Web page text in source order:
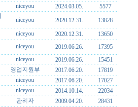
niceyou 2024.03.05.
5577
niceyou 2020.12.31.
13828
niceyou 2020.12.31.
13650
niceyou 2019.06.26.
17395
niceyou 2019.06.26.
15451
영업지원부 2017.06.20.
17819
niceyou 2017.06.20.
17027
niceyou 2014.10.14.
22034
관리자 2009.04.20.
28431